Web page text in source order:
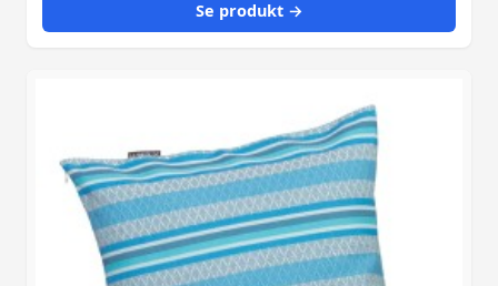
Se produkt →